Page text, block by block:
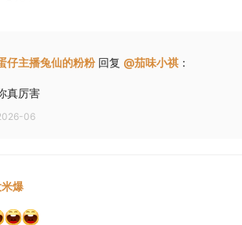
仔主播兔仙的粉粉 回复 @茄味小祺 ：
真厉害
06
爆